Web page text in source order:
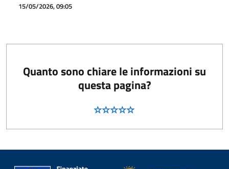
15/05/2026, 09:05
Quanto sono chiare le informazioni su
questa pagina?